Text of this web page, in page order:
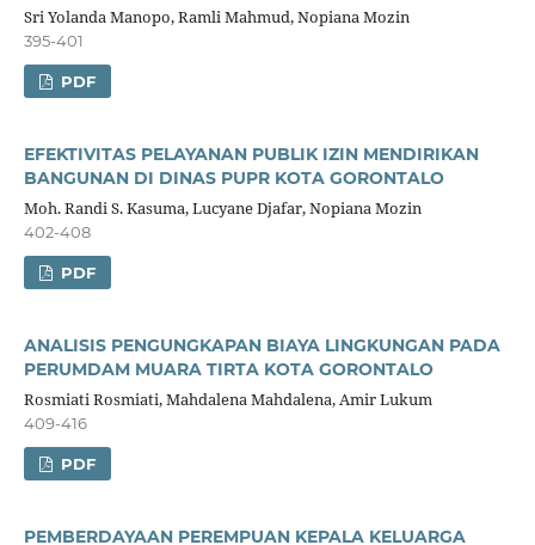
Sri Yolanda Manopo, Ramli Mahmud, Nopiana Mozin
395-401
PDF
EFEKTIVITAS PELAYANAN PUBLIK IZIN MENDIRIKAN
BANGUNAN DI DINAS PUPR KOTA GORONTALO
Moh. Randi S. Kasuma, Lucyane Djafar, Nopiana Mozin
402-408
PDF
ANALISIS PENGUNGKAPAN BIAYA LINGKUNGAN PADA
PERUMDAM MUARA TIRTA KOTA GORONTALO
Rosmiati Rosmiati, Mahdalena Mahdalena, Amir Lukum
409-416
PDF
PEMBERDAYAAN PEREMPUAN KEPALA KELUARGA